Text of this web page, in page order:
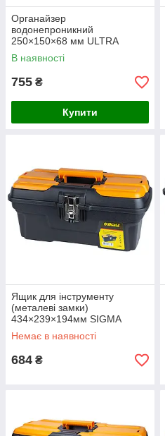
Органайзер
водонепроникний
250×150×68 мм ULTRA
(7417622)
В наявності
755 ₴
Купити
Ящик для інструменту
(металеві замки)
434×239×194мм SIGMA
(7403661)
Немає в наявності
684 ₴